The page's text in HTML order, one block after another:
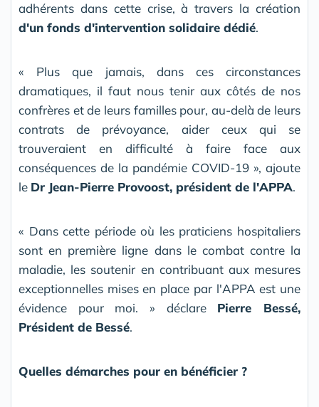
adhérents dans cette crise, à travers la création
d'un fonds d'intervention solidaire dédié.
« Plus que jamais, dans ces circonstances
dramatiques, il faut nous tenir aux côtés de nos
confrères et de leurs familles pour, au-delà de leurs
contrats de prévoyance, aider ceux qui se
trouveraient en difficulté à faire face aux
conséquences de la pandémie COVID-19 », ajoute
le Dr Jean-Pierre Provoost, président de l'APPA.
« Dans cette période où les praticiens hospitaliers
sont en première ligne dans le combat contre la
maladie, les soutenir en contribuant aux mesures
exceptionnelles mises en place par l'APPA est une
évidence pour moi. » déclare Pierre Bessé,
Président de Bessé.
Quelles démarches pour en bénéficier ?